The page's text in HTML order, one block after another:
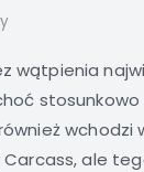
wątpienia
wchodzi
ale